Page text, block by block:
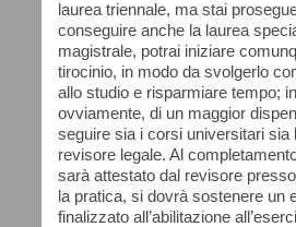
laurea triennale, ma stai
conseguire anche la laurea
magistrale, potrai iniziare
tirocinio, in modo da svolgerlo
allo studio e risparmiare tempo;
ovviamente, di un maggior
seguire sia i corsi universitari sia
revisore legale. Al
sarà attestato dal revisore
la pratica, si dovrà sostenere un
finalizzato all’abilitazione